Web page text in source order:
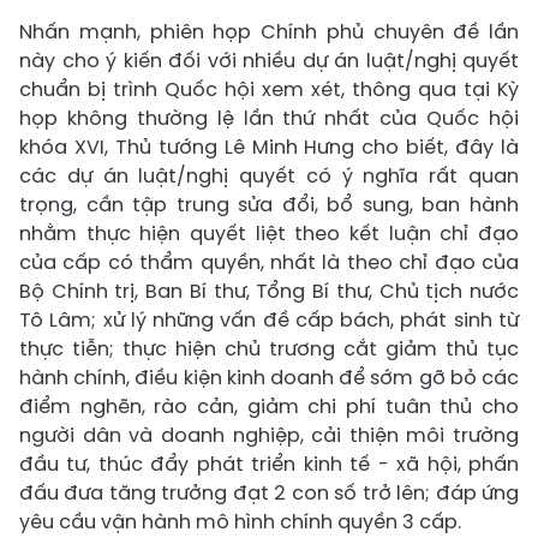
Nhấn mạnh, phiên họp Chính phủ chuyên đề lần
này cho ý kiến đối với nhiều dự án luật/nghị quyết
chuẩn bị trình Quốc hội xem xét, thông qua tại Kỳ
họp không thường lệ lần thứ nhất của Quốc hội
khóa XVI, Thủ tướng Lê Minh Hưng cho biết, đây là
các dự án luật/nghị quyết có ý nghĩa rất quan
trọng, cần tập trung sửa đổi, bổ sung, ban hành
nhằm thực hiện quyết liệt theo kết luận chỉ đạo
của cấp có thẩm quyền, nhất là theo chỉ đạo của
Bộ Chính trị, Ban Bí thư, Tổng Bí thư, Chủ tịch nước
Tô Lâm; xử lý những vấn đề cấp bách, phát sinh từ
thực tiễn; thực hiện chủ trương cắt giảm thủ tục
hành chính, điều kiện kinh doanh để sớm gỡ bỏ các
điểm nghẽn, rào cản, giảm chi phí tuân thủ cho
người dân và doanh nghiệp, cải thiện môi trường
đầu tư, thúc đẩy phát triển kinh tế - xã hội, phấn
đấu đưa tăng trưởng đạt 2 con số trở lên; đáp ứng
yêu cầu vận hành mô hình chính quyền 3 cấp.